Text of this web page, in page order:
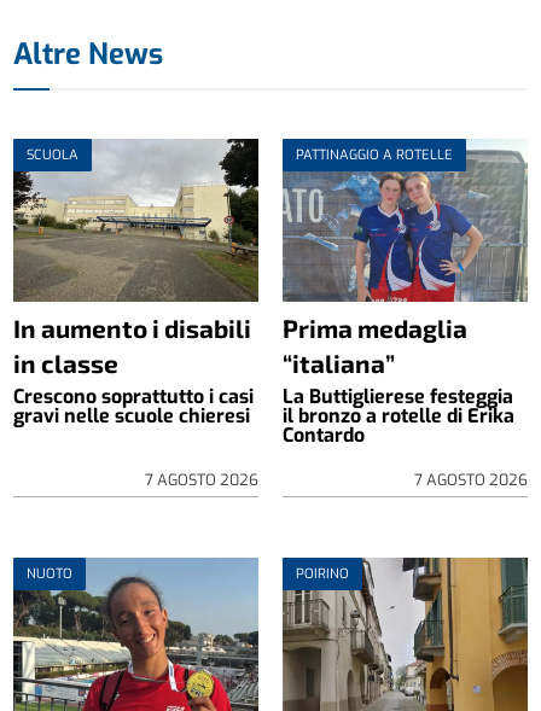
Altre News
SCUOLA
In aumento i disabili
in classe
Crescono soprattutto i casi
gravi nelle scuole chieresi
7 AGOSTO 2026
PATTINAGGIO A ROTELLE
Prima medaglia
“italiana”
La Buttiglierese festeggia
il bronzo a rotelle di Erika
Contardo
7 AGOSTO 2026
NUOTO POIRINO